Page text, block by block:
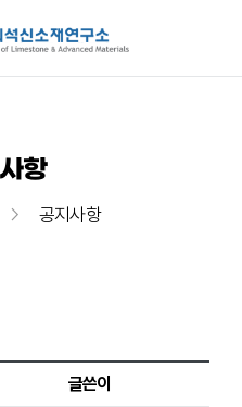
항
chevron_right 공지사항
글쓴이